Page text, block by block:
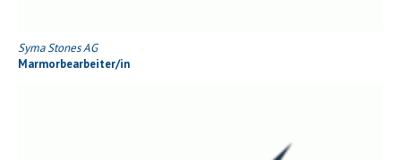
Syma Stones AG
Marmorbearbeiter/in